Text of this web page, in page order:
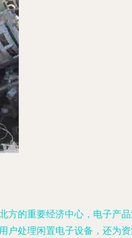
方的重要经济中心，电子产
户处理闲置电子设备，还为